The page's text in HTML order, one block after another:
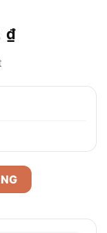
₫Giá
là:
Hỗ trợ PoE, hình